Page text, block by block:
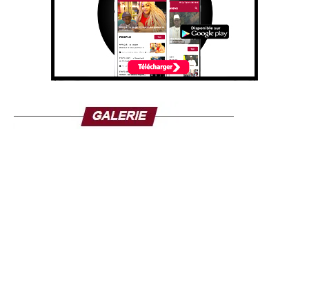
sécuritaire s’arrêtera aux frontières du Burkina Faso, du
Mali ou du Niger. C’est une lutte de toute l’Afrique de
Ousmane Sonko n’a pas seulement parlé à l’endroit de